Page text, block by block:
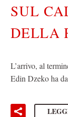
SUL
DELLA
L’arrivo, al
Edin Dzeko ha